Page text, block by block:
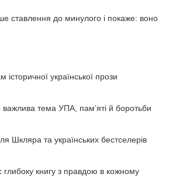
ставлення до минулого і покаже: воно
української прози
тема УПА, пам’яті й боротьби
Шкляра та українських бестселерів
книгу з правдою в кожному